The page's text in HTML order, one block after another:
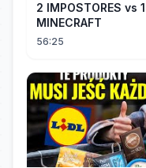
2 IMPOSTORES vs
MINECRAFT
56:25